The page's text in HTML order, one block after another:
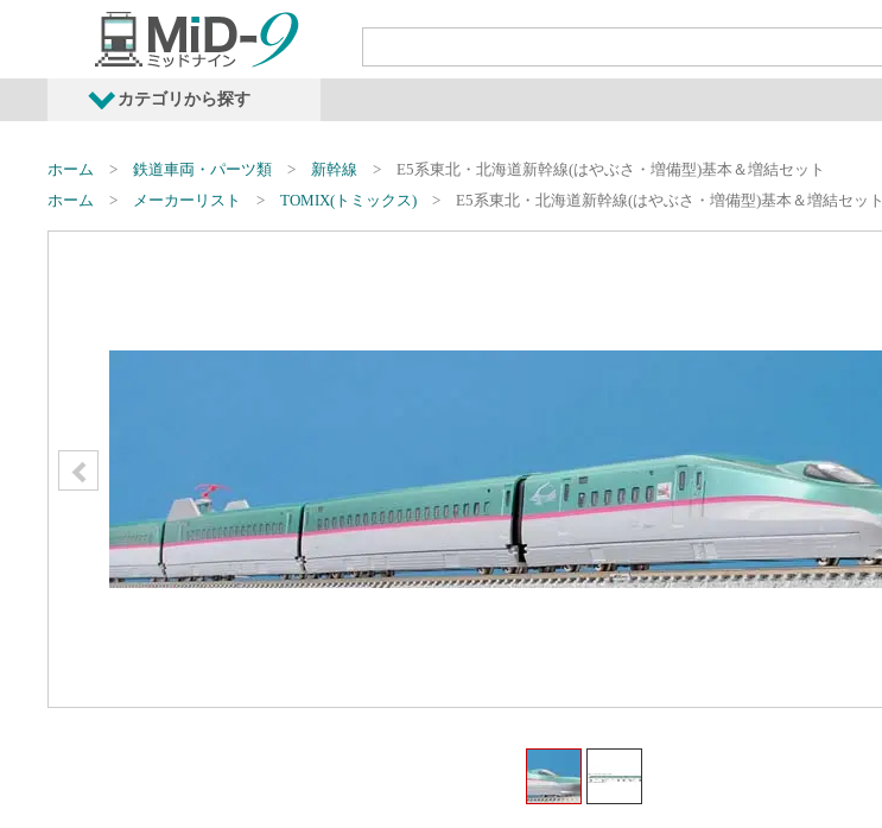
カテゴリから探す
発売予定商品 鉄道車両・オプション レイアウト・ジオラマ類
ホーム 鉄道車両・パーツ類 新幹線
E5系東北・北海道新幹線(はやぶさ・増備型)基本＆増結セット
ホーム
メーカーリスト TOMIX(トミックス) E5系東北・北海道新幹線(はやぶさ・増備型)基本＆増結セット